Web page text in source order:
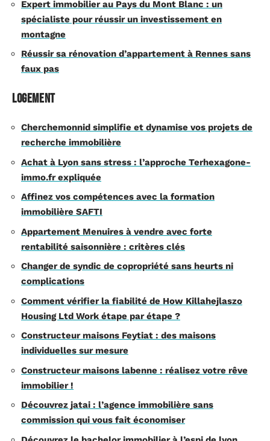
Expert immobilier au Pays du Mont Blanc : un
spécialiste pour réussir un investissement en
montagne
Réussir sa rénovation d’appartement à Rennes sans
faux pas
Logement
Cherchemonnid simplifie et dynamise vos projets de
recherche immobilière
Achat à Lyon sans stress : l’approche Terhexagone-
immo.fr expliquée
Affinez vos compétences avec la formation
immobilière SAFTI
Appartement Menuires à vendre avec forte
rentabilité saisonnière : critères clés
Changer de syndic de copropriété sans heurts ni
complications
Comment vérifier la fiabilité de How Killahejlaszo
Housing Ltd Work étape par étape ?
Constructeur maisons Feytiat : des maisons
individuelles sur mesure
Constructeur maisons labenne : réalisez votre rêve
immobilier !
Découvrez jatai : l’agence immobilière sans
commission qui vous fait économiser